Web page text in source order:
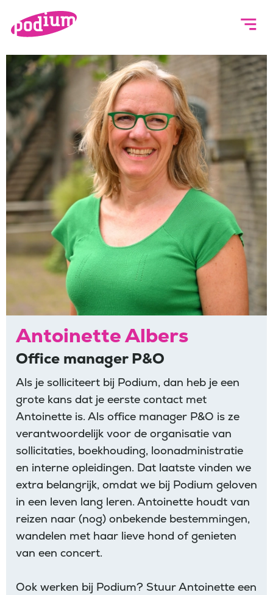
Antoinette Albers
Office manager P&O
Als je solliciteert bij Podium, dan heb je een
grote kans dat je eerste contact met
Antoinette is. Als office manager P&O is ze
verantwoordelijk voor de organisatie van
sollicitaties, boekhouding, loonadministratie
en interne opleidingen. Dat laatste vinden we
extra belangrijk, omdat we bij Podium geloven
in een leven lang leren. Antoinette houdt van
reizen naar (nog) onbekende bestemmingen,
wandelen met haar lieve hond of genieten
van een concert.
Ook werken bij Podium? Stuur Antoinette een